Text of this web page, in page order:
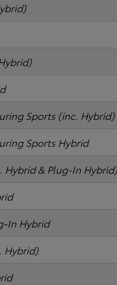
Sports (inc. Hybrid)
Sports Hybrid
Hybrid & Plug-In Hybrid)
In Hybrid
Hybrid)